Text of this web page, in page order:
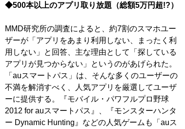
◆500本以上のアプリ取り放題（総額5万円超!?）
MMD研究所の調査によると、約7割のスマホユー
ザーが「アプリをあまり利用しない、まったく利
用しない」と回答、主な理由として「探している
アプリが見つからない」というのがあげられた。
「auスマートパス」は、そんな多くのユーザーの
不満を解消すべく、人気アプリを厳選してユーザ
ーに提供する。『モバイル・パワフルプロ野球
2012 for auスマートパス』、『モンスターハンタ
ー Dynamic Hunting』などの人気ゲームも「auス